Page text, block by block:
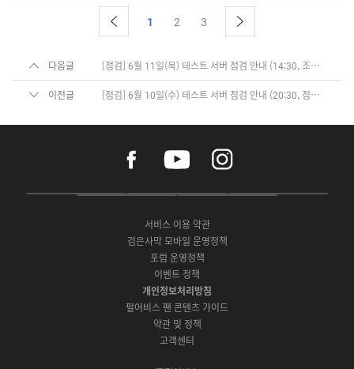
1 2 3
다음글 [점검] 6월 11일(목) 테스트 서버 점검 안내 (14:30, 조기 종료)
이전글 [점검] 6월 10일(수) 테스트 서버 점검 안내 (20:30, 점검 완료)
a
e
o
k
o
t
b
e
i
n
t
r
a
P
A
p
S
t
o
r
e
G
a
t
S
e
서비스 이용 약관
검은사막 모바일 운영정책
포럼 운영정책
이벤트 정책
개인정보처리방침
펄어비스 팬 콘텐츠 가이드
약관 및 정책
고객센터